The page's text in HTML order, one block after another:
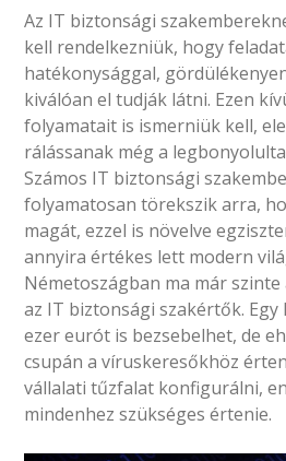
Az IT biztonsági
kell rendelkezniük, hogy
hatékonysággal,
kiválóan el tudják látni. Ezen
folyamatait is ismerniük kell,
rálássanak még a
Számos IT biztonsági
folyamatosan törekszik arra,
magát, ezzel is növelve
annyira értékes lett modern
Németoszágban ma már
az IT biztonsági szakértők. Egy
ezer eurót is bezsebelhet, de
csupán a víruskeresőkhöz
vállalati tűzfalat konfigurálni,
mindenhez szükséges értenie.